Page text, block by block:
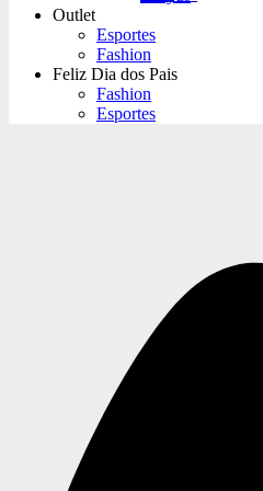
Outlet
Esportes
Fashion
Feliz Dia dos Pais
Fashion
Esportes